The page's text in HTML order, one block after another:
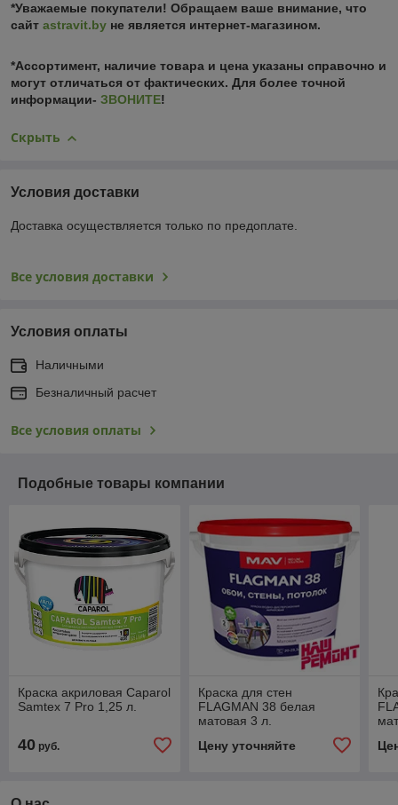
*Уважаемые покупатели! Обращаем ваше внимание, что
сайт astravit.by не является интернет-магазином.
*Ассортимент, наличие товара и цена указаны справочно и
могут отличаться от фактических. Для более точной
информации- ЗВОНИТЕ!
Скрыть
Условия доставки
Доставка осуществляется только по предоплате.
Все условия доставки
Условия оплаты
Наличными
Безналичный расчет
Все условия оплаты
Подобные товары компании
Краска акриловая Caparol
Samtex 7 Pro 1,25 л.
40 руб.
Краска для стен
FLAGMAN 38 белая
матовая 3 л.
Цену уточняйте